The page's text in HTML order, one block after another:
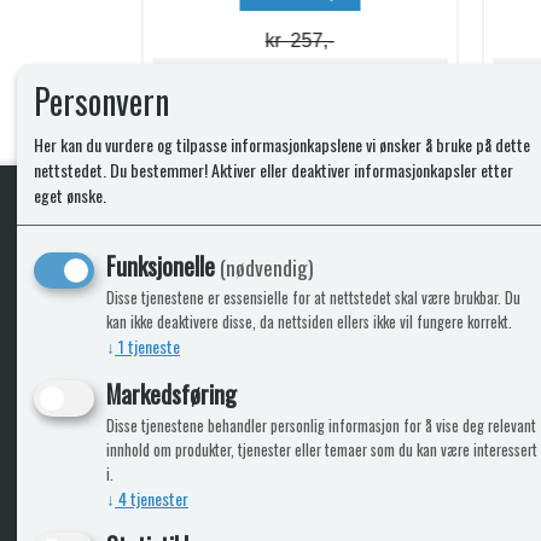
kr 74,-
Kjøp
KLikk & hent
ICARAVANGRUPPEN
Bobilkjeden - iCaravan Tromsø
Caravan.no - når camping er livet
Fritidsvarehuset.no - barn og velvære
Cookies
Personvern
Her kan du vurdere og tilpasse informasjonkapslene vi ønsker å bruke på dette
nettstedet. Du bestemmer! Aktiver eller deaktiver informasjonkapsler etter
eget ønske.
Funksjonelle(nødvendig)
Disse tjenestene er essensielle for at nettstedet skal være brukbar. Du
kan ikke deaktivere disse, da nettsiden ellers ikke vil fungere korrekt.
↓ 1tjeneste
Markedsføring
Disse tjenestene behandler personlig informasjon for å vise deg relevant
innhold om produkter, tjenester eller temaer som du kan være interessert
i.
↓ 4tjenester